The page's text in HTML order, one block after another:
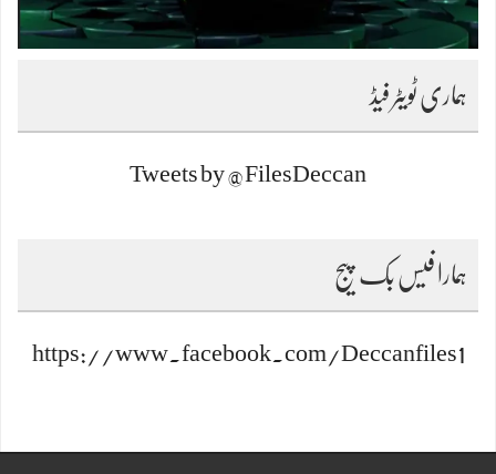
ہماری ٹویٹر فیڈ
Tweets by @FilesDeccan
ہمارا فیس بک پیج
https://www.facebook.com/Deccanfiles1